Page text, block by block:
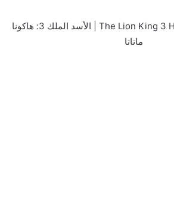
The Lion King 3 Hakuna Matata 2004 | الأسد الملك 3: هاكونا
ماتاتا